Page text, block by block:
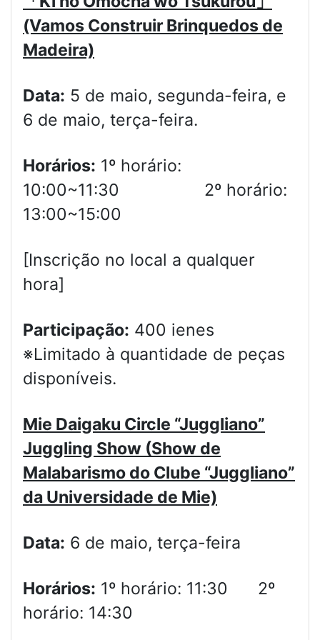
(Vamos Construir Brinquedos de
Madeira)
Data: 5 de maio, segunda-feira, e
6 de maio, terça-feira.
Horários: 1º horário:
10:00~11:30 2º horário:
13:00~15:00
[Inscrição no local a qualquer
hora]
Participação: 400 ienes
※Limitado à quantidade de peças
disponíveis.
Mie Daigaku Circle “Juggliano”
Juggling Show (Show de
Malabarismo do Clube “Juggliano”
da Universidade de Mie)
Data: 6 de maio, terça-feira
Horários: 1º horário: 11:30 2º
horário: 14:30